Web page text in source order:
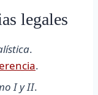
legales
.
.
I y II.